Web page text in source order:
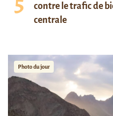
contre le trafic de
centrale
Photo du jour